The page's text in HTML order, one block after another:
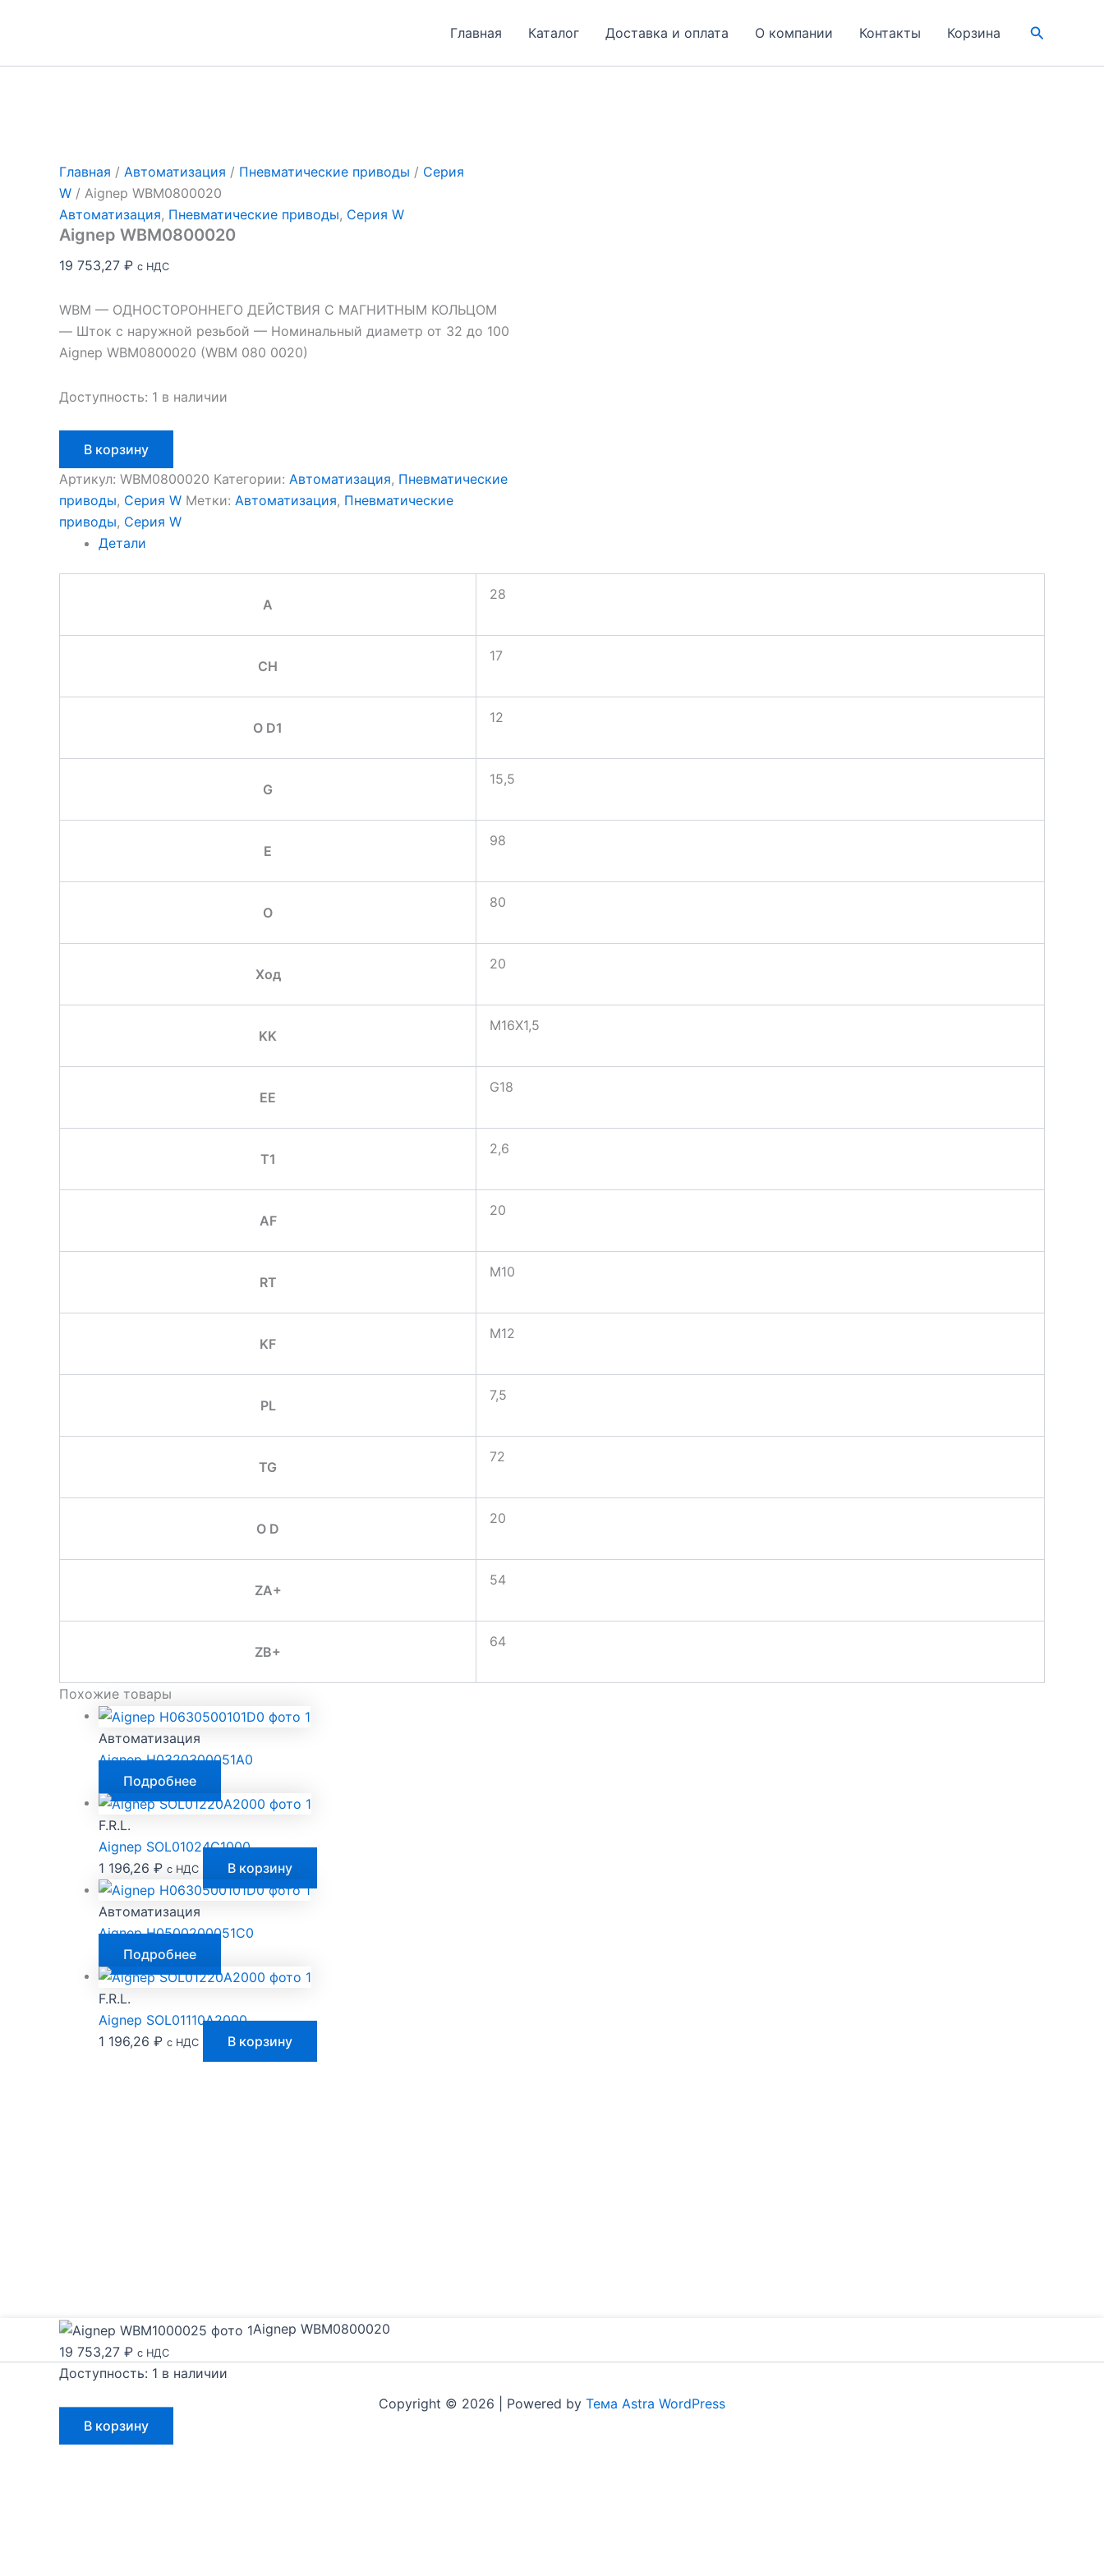
Главная Каталог Доставка и оплата О компании Контакты Корзина Поиск
Главная / Автоматизация / Пневматические приводы / Серия
W / Aignep WBM0800020
Автоматизация, Пневматические приводы, Серия W
Aignep WBM0800020
19 753,27 ₽ с НДС
WBM — ОДНОСТОРОННЕГО ДЕЙСТВИЯ С МАГНИТНЫМ КОЛЬЦОМ
— Шток с наружной резьбой — Номинальный диаметр от 32 до 100
Aignep WBM0800020 (WBM 080 0020)
Доступность: 1 в наличии
товара
Aignep
WBM0800020
В корзину
Артикул: WBM0800020 Категории: Автоматизация, Пневматические
приводы, Серия W Метки: Автоматизация, Пневматические
приводы, Серия W
Детали
A
28
CH
17
O D1
12
G
15,5
E
98
O
80
Ход
20
KK
M16X1,5
EE
G18
T1
2,6
AF
20
RT
M10
KF
M12
PL
7,5
TG
72
O D
20
ZA+
54
ZB+
64
Похожие товары
Автоматизация
Aignep H0320300051A0
Подробнее
F.R.L.
Aignep SOL01024C1000
1 196,26 ₽ с НДС В корзину
Автоматизация
Aignep H0500200051C0
Подробнее
F.R.L.
Aignep SOL01110A2000
1 196,26 ₽ с НДС В корзину
Copyright © 2026 | Powered by Тема Astra WordPress
Aignep WBM0800020
19 753,27 ₽ с НДС
Доступность: 1 в наличии
товара
Aignep
В корзину